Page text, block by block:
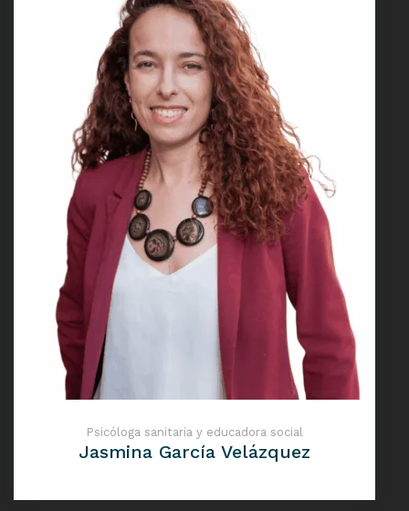
Psicóloga sanitaria y educadora social
Jasmina García Velázquez